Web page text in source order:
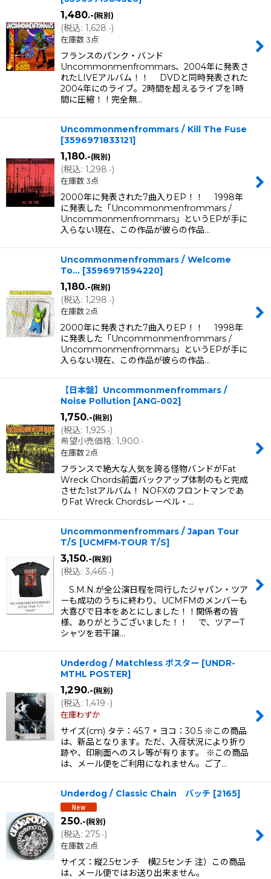
1,480.-(税別)
(税込: 1,628 .-)
在庫数 3点
フランスのパンク・バンド
Uncommonmenfrommars、2004年に発表さ
れたLIVEアルバム！！ DVDと同時発表された
2004年にのライブ。2時間を超えるライブを1時
間に圧縮！！完全無…
Uncommonmenfrommars / Kill The Fuse
[3596971833121]
1,180.-(税別)
(税込: 1,298 .-)
在庫数 3点
2000年に発表された7曲入りEP！！ 1998年
に発表した「Uncommonmenfrommars /
Uncommonmenfrommars」というEPが手に
入らない現在、この作品が彼らの作品…
Uncommonmenfrommars / Welcome
To... [3596971594220]
1,180.-(税別)
(税込: 1,298 .-)
在庫数 2点
2000年に発表された7曲入りEP！！ 1998年
に発表した「Uncommonmenfrommars /
Uncommonmenfrommars」というEPが手に
入らない現在、この作品が彼らの作品…
【日本盤】Uncommonmenfrommars /
Noise Pollution [ANG-002]
1,750.-(税別)
(税込: 1,925 .-)
希望小売価格: 1,900 .-
在庫数 2点
フランスで絶大な人気を誇る怪物バンドがFat
Wreck Chords前面バックアップ体制のもと完成
させた1stアルバム！ NOFXのフロントマンであ
りFat Wreck Chordsレーベル・…
Uncommonmenfrommars / Japan Tour
T/S [UCMFM-TOUR T/S]
3,150.-(税別)
(税込: 3,465 .-)
S.M.N.が全公演日程を同行したジャパン・ツア
ーも成功のうちに終わり、UCMFMのメンバーも
大喜びで日本をあとにしました！！関係者の皆
様、ありがとうございました！！ で、ツアーT
シャツを若干譲…
Underdog / Matchless ポスター [UNDR-
MTHL POSTER]
1,290.-(税別)
(税込: 1,419 .-)
在庫わずか
サイズ(cm) タテ：45.7 × ヨコ：30.5 ※この商品
は、新品となります。ただ、入荷状況により折り
跡や、印刷面へのスレ等が有ります。 ※この商品
は、メール便をご利用になれません。ご了…
Underdog / Classic Chain バッチ [2165]
250.-(税別)
(税込: 275 .-)
在庫数 2点
サイズ：縦2.5センチ 横2.5センチ 注）この商品
は、メール便ではお送り出来ません。